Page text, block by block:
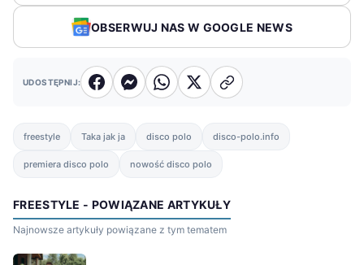
OBSERWUJ NAS W GOOGLE NEWS
UDOSTĘPNIJ:
freestyle Taka jak ja disco polo disco-polo.info
premiera disco polo nowość disco polo
FREESTYLE - POWIĄZANE ARTYKUŁY
Najnowsze artykuły powiązane z tym tematem